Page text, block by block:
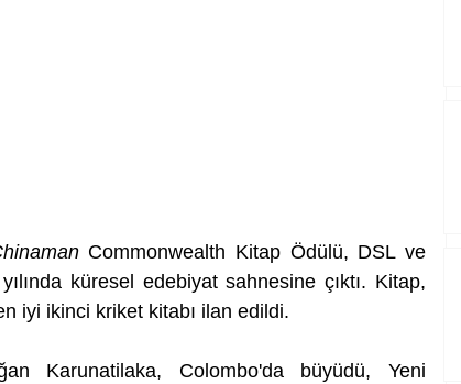
Commonwealth Kitap Ödülü, DSL ve
küresel edebiyat sahnesine çıktı. Kitap,
iyi ikinci kriket kitabı ilan edildi.
Karunatilaka, Colombo'da büyüdü, Yeni